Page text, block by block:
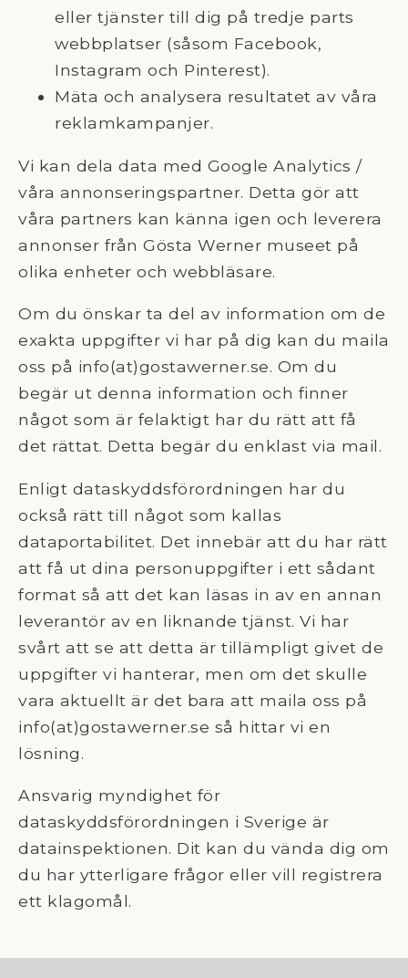
eller tjänster till dig på tredje parts
webbplatser (såsom Facebook,
Instagram och Pinterest).
Mäta och analysera resultatet av våra
reklamkampanjer.
Vi kan dela data med Google Analytics /
våra annonseringspartner. Detta gör att
våra partners kan känna igen och leverera
annonser från Gösta Werner museet på
olika enheter och webbläsare.
Om du önskar ta del av information om de
exakta uppgifter vi har på dig kan du maila
oss på info(at)gostawerner.se. Om du
begär ut denna information och finner
något som är felaktigt har du rätt att få
det rättat. Detta begär du enklast via mail.
Enligt dataskyddsförordningen har du
också rätt till något som kallas
dataportabilitet. Det innebär att du har rätt
att få ut dina personuppgifter i ett sådant
format så att det kan läsas in av en annan
leverantör av en liknande tjänst. Vi har
svårt att se att detta är tillämpligt givet de
uppgifter vi hanterar, men om det skulle
vara aktuellt är det bara att maila oss på
info(at)gostawerner.se så hittar vi en
lösning.
Ansvarig myndighet för
dataskyddsförordningen i Sverige är
datainspektionen. Dit kan du vända dig om
du har ytterligare frågor eller vill registrera
ett klagomål.